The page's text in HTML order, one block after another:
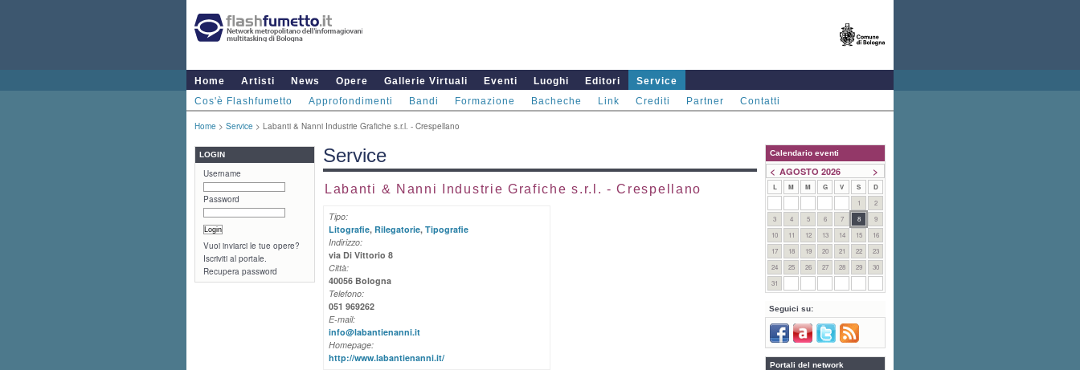
Home Artisti News Opere Gallerie Virtuali Eventi Luoghi Editori
Service
Cos'è Flashfumetto
Approfondimenti Bandi Formazione Bacheche Link Crediti Partner Contatti
Home > Service > Labanti & Nanni Industrie Grafiche s.r.l. - Crespellano
LOGIN
Username
Password
Vuoi inviarci le tue opere?
Iscriviti al portale.
Recupera password
Service
Labanti & Nanni Industrie Grafiche s.r.l. - Crespellano
Tipo:
Litografie, Rilegatorie, Tipografie
Indirizzo:
via Di Vittorio 8
Città:
40056 Bologna
Telefono:
051 969262
E-mail:
info@labantienanni.it
Homepage:
http://www.labantienanni.it/
Calendario eventi
>
< AGOSTO 2026
L M M G V S
D
1
2
3
4 5 6 7 8
9
10
11 12 13 14 15
16
17
18 19 20 21 22
23
24
25 26 27 28 29
30
31
Seguici su:
Portali del network